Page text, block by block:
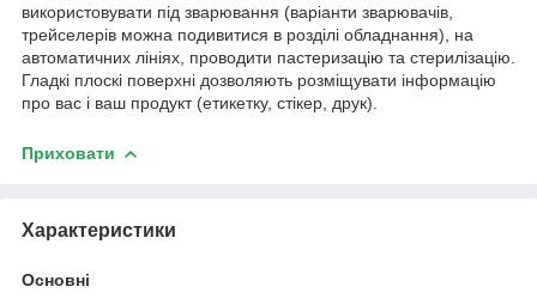
використовувати під зварювання (варіанти зварювачів,
трейселерів можна подивитися в розділі обладнання), на
автоматичних лініях, проводити пастеризацію та стерилізацію.
Гладкі плоскі поверхні дозволяють розміщувати інформацію
про вас і ваш продукт (етикетку, стікер, друк).
Приховати
Характеристики
Основні